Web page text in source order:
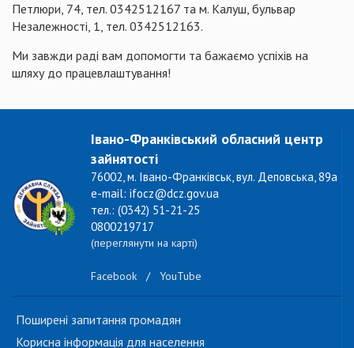
Петлюри, 74, тел. 0342512167 та м. Калуш, бульвар
Незалежності, 1, тел. 0342512163.
Ми завжди раді вам допомогти та бажаємо успіхів на
шляху до працевлаштування!
Івано-Франківський обласний центр
зайнятості
76002, м. Івано-Франківськ, вул. Деповська, 89а
e-mail: ifocz@dcz.gov.ua
тел.: (0342) 51-21-25
0800219717
(переглянути на карті)
Facebook / YouTube
Поширені запитання громадян
Корисна інформація для населення